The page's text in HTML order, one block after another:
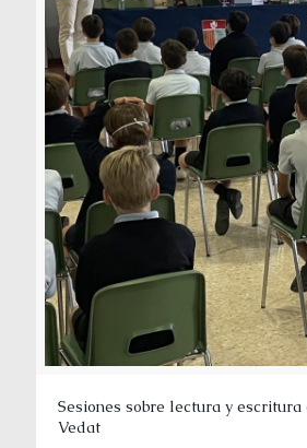
Sesiones sobre lectura y
Vedat